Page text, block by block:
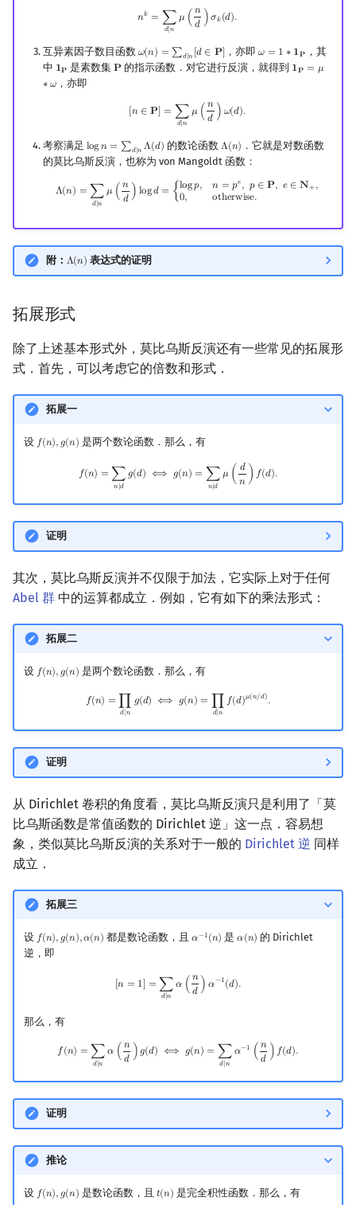
𝑛𝑘 = ∑
𝑑∣𝑛
𝜇 ( 𝑛
𝑑 )𝜎𝑘(𝑑).
n k= ∑d∣n μ (nd )σ k( d).
互异素因子数目函数 𝜔(𝑛) = ∑𝑑∣𝑛 [𝑑 ∈ 𝐏]
ω(n) =∑d∣n[d ∈P] ，亦即𝜔 = 1 ∗ 𝟏𝐏
ω =1 ∗ 1P
，其
中 𝟏𝐏
1P 是素数集𝐏
P 的指示函数．对它进行反演，就得到 𝟏𝐏 = 𝜇
∗𝜔
1P= μ∗ω
，亦即
[𝑛 ∈ 𝐏] = ∑
𝑑∣𝑛
𝜇 ( 𝑛
𝑑 ) 𝜔(𝑑).
n ∈P =∑ d∣nμ( nd) ω (d).
考察满足 log𝑛 = ∑𝑑∣𝑛 Λ(𝑑)
log n=∑d∣nΛ(d) 的数论函数 Λ(𝑛)
Λ(n) ．它就是对数函数
的莫比乌斯反演，也称为 von Mangoldt 函数：
Λ(𝑛) = ∑
𝑑∣𝑛
𝜇 ( 𝑛
𝑑 ) log𝑑 = {log𝑝, 𝑛 = 𝑝𝑒, 𝑝 ∈ 𝐏, 𝑒 ∈ 𝐍+,
0, otherwise.
Λ n d∣nμ nd) log {log p,n=pe p∈ P, e∈ N+ 0 otherwise.
附： Λ(𝑛)
Λ(n) 表达式的证明
拓展形式
除了上述基本形式外，莫比乌斯反演还有一些常见的拓展形
式．首先，可以考虑它的倍数和形式．
拓展一
设 𝑓(𝑛),𝑔(𝑛)
f(n),g (n) 是两个数论函数．那么，有
𝑓(𝑛) = ∑
𝑛∣𝑑
𝑔(𝑑) ⟺ 𝑔(𝑛) = ∑
𝑛∣𝑑
𝜇 ( 𝑑
𝑛 ) 𝑓(𝑑).
)=∑n d g( ( ) n∣dμ n )f( d .
证明
其次，莫比乌斯反演并不仅限于加法，它实际上对于任何
Abel 群 中的运算都成立．例如，它有如下的乘法形式：
拓展二
设 𝑓(𝑛),𝑔(𝑛)
f(n),g (n) 是两个数论函数．那么，有
𝑓(𝑛) = ∏
𝑑∣𝑛
𝑔(𝑑) ⟺ 𝑔(𝑛) = ∏
𝑑∣𝑛
𝑓(𝑑)𝜇(𝑛/𝑑).
f(n =∏d∣n g(d) ⟺g n)=∏ d∣ nf(d )μ(n/d).
证明
从 Dirichlet 卷积的角度看，莫比乌斯反演只是利用了「莫
比乌斯函数是常值函数的 Dirichlet 逆」这一点．容易想
象，类似莫比乌斯反演的关系对于一般的 Dirichlet 逆 同样
成立．
拓展三
设 𝑓(𝑛),𝑔(𝑛),𝛼(𝑛)
f(n),g (n),α(n) 都是数论函数，且𝛼−1(𝑛)
α−1(n) 是𝛼(𝑛)
α(n) 的 Dirichlet
逆，即
[𝑛 = 1] = ∑
𝑑∣𝑛
𝛼 ( 𝑛
𝑑 ) 𝛼−1(𝑑).
[n = 1 =∑ d∣n α( nd) α −1(d).
那么，有
𝑓(𝑛) = ∑
𝑑∣𝑛
𝛼 ( 𝑛
𝑑 )𝑔(𝑑) ⟺ 𝑔(𝑛) = ∑
𝑑∣𝑛
𝛼−1 ( 𝑛
𝑑 )𝑓(𝑑).
f(n)=∑ d∣ nα(nd)g(d ⟺ g(n)= ∑d nα− 1(nd) f(d )
证明
推论
设 𝑓(𝑛),𝑔(𝑛)
f(n),g (n) 是数论函数，且 𝑡(𝑛)
t(n) 是完全积性函数．那么，有